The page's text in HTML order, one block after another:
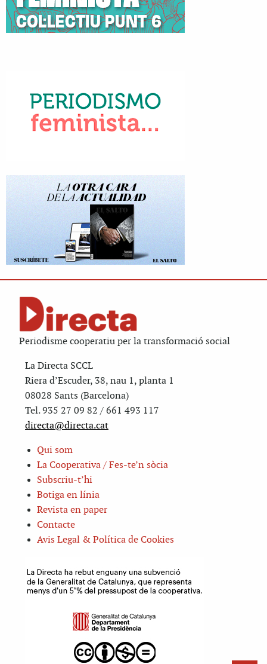
Periodisme cooperatiu per la transformació social
La Directa SCCL
Riera d’Escuder, 38, nau 1, planta 1
08028 Sants (Barcelona)
Tel. 935 27 09 82 / 661 493 117
directa@directa.cat
Qui som
La Cooperativa / Fes-te’n sòcia
Subscriu-t’hi
Botiga en línia
Revista en paper
Contacte
Avis Legal & Política de Cookies